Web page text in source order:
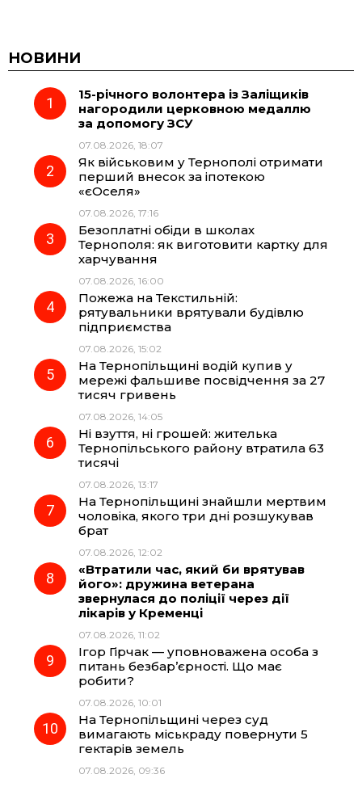
c
e
o
k
e
g
r
a
m
t
A
НОВИНИ
15-річного волонтера із Заліщиків
нагородили церковною медаллю
за допомогу ЗСУ
07.08.2026, 18:07
Як військовим у Тернополі отримати
перший внесок за іпотекою
«єОселя»
07.08.2026, 17:16
Безоплатні обіди в школах
Тернополя: як виготовити картку для
харчування
07.08.2026, 16:00
Пожежа на Текстильній:
рятувальники врятували будівлю
підприємства
07.08.2026, 15:02
На Тернопільщині водій купив у
мережі фальшиве посвідчення за 27
тисяч гривень
07.08.2026, 14:05
Ні взуття, ні грошей: жителька
Тернопільського району втратила 63
тисячі
07.08.2026, 13:17
На Тернопільщині знайшли мертвим
чоловіка, якого три дні розшукував
брат
07.08.2026, 12:02
«Втратили час, який би врятував
його»: дружина ветерана
звернулася до поліції через дії
лікарів у Кременці
07.08.2026, 11:02
Ігор Гірчак — уповноважена особа з
питань безбар’єрності. Що має
робити?
07.08.2026, 10:01
На Тернопільщині через суд
вимагають міськраду повернути 5
гектарів земель
07.08.2026, 09:36